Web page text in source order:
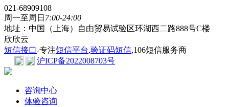
021-68909108
周一至周日 7:00-24:00
地址：中国（上海）自由贸易试验区环湖西二路888号C楼
欣欣云
短信接口-专注短信平台,验证码短信,106短信服务商
沪ICP备2022008703号
咨询中心
体验咨询